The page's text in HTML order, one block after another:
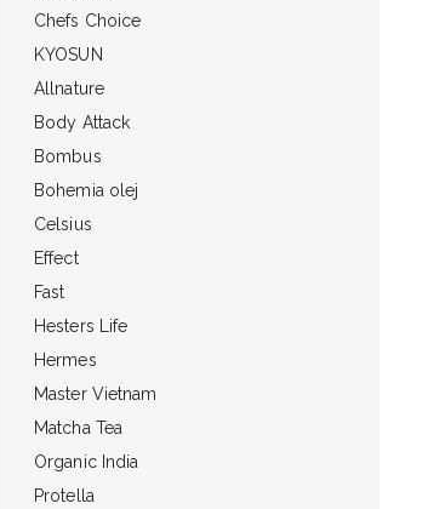
Chefs Choice
KYOSUN
Allnature
Body Attack
Bombus
Bohemia olej
Celsius
Effect
Fast
Hesters Life
Hermes
Master Vietnam
Matcha Tea
Organic India
Protella